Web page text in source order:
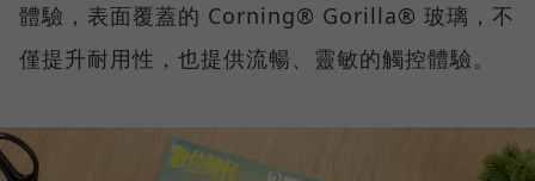
體驗，表面覆蓋的 Corning® Gorilla® 玻璃，不
僅提升耐用性，也提供流暢、靈敏的觸控體驗。